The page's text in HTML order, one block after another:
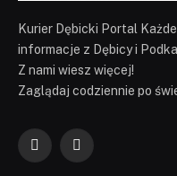
Kurier Dębicki Portal
informacje z Dębicy i
Z nami wiesz więcej!
Zaglądaj codziennie po
FacebookYouTube